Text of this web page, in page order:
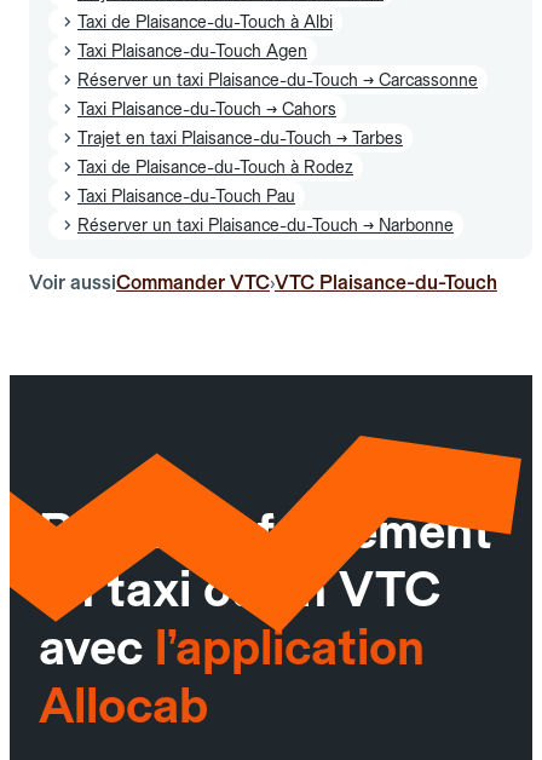
Taxi de Plaisance-du-Touch à Albi
Taxi Plaisance-du-Touch Agen
Réserver un taxi Plaisance-du-Touch → Carcassonne
Taxi Plaisance-du-Touch → Cahors
Trajet en taxi Plaisance-du-Touch → Tarbes
Taxi de Plaisance-du-Touch à Rodez
Taxi Plaisance-du-Touch Pau
Réserver un taxi Plaisance-du-Touch → Narbonne
Voir aussiCommander VTC›VTC Plaisance-du-Touch
Réservez facilement
un taxi ou un VTC
avec l’application
Allocab